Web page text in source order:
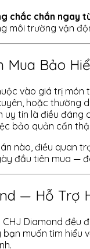
chắc chắn ngay
môi trường vận
Mua Bảo
vào giá trị món
hoặc thường
uy tín là điều đáng
bảo quản cẩn
nào, điều quan
đầu tiên mua —
— Hỗ Trợ
CHJ Diamond đều
muốn tìm hiểu